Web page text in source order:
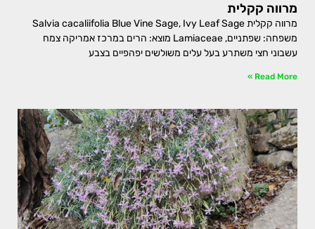
מרווה קקלית
מרווה קקלית Salvia cacaliifolia Blue Vine Sage, Ivy Leaf Sage
משפחה: שפתניים, Lamiaceae מוצא: הרים במרכז אמריקה צמח
עשבוני חצי משתרע בעל עלים משולשים יפהפיים בצבע
Read More »